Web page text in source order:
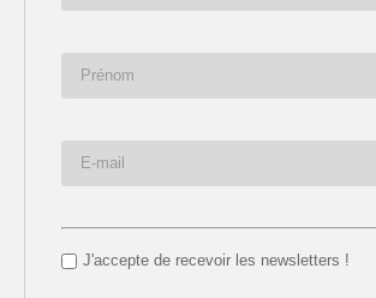
J'accepte de recevoir les newsletters !